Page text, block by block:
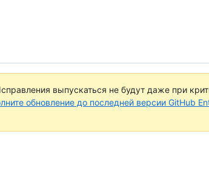
выпускаться не будут даже при
обновление до последней версии GitHub